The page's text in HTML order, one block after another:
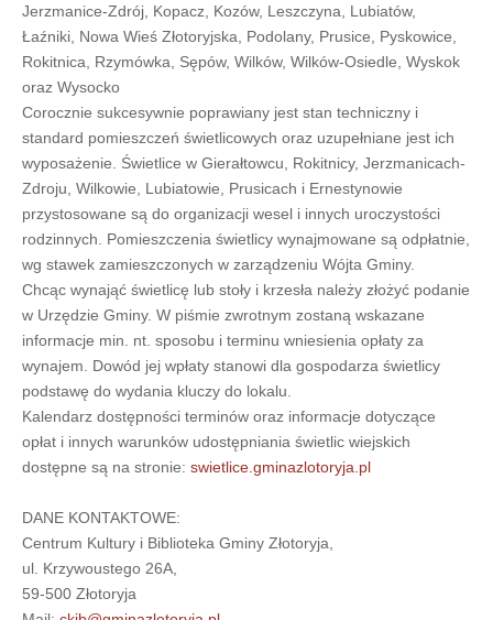
Jerzmanice-Zdrój, Kopacz, Kozów, Leszczyna, Lubiatów,
Łaźniki, Nowa Wieś Złotoryjska, Podolany, Prusice, Pyskowice,
Rokitnica, Rzymówka, Sępów, Wilków, Wilków-Osiedle, Wyskok
oraz Wysocko
Corocznie sukcesywnie poprawiany jest stan techniczny i
standard pomieszczeń świetlicowych oraz uzupełniane jest ich
wyposażenie. Świetlice w Gierałtowcu, Rokitnicy, Jerzmanicach-
Zdroju, Wilkowie, Lubiatowie, Prusicach i Ernestynowie
przystosowane są do organizacji wesel i innych uroczystości
rodzinnych. Pomieszczenia świetlicy wynajmowane są odpłatnie,
wg stawek zamieszczonych w zarządzeniu Wójta Gminy.
Chcąc wynająć świetlicę lub stoły i krzesła należy złożyć podanie
w Urzędzie Gminy. W piśmie zwrotnym zostaną wskazane
informacje min. nt. sposobu i terminu wniesienia opłaty za
wynajem. Dowód jej wpłaty stanowi dla gospodarza świetlicy
podstawę do wydania kluczy do lokalu.
Kalendarz dostępności terminów oraz informacje dotyczące
opłat i innych warunków udostępniania świetlic wiejskich
dostępne są na stronie: swietlice.gminazlotoryja.pl
DANE KONTAKTOWE:
Centrum Kultury i Biblioteka Gminy Złotoryja,
ul. Krzywoustego 26A,
59-500 Złotoryja